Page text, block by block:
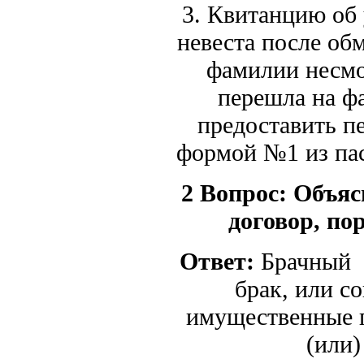
3. Квитанцию об
невеста после
фамилии
перешла на
предоставить
формой №1 из
2 Вопрос:
договор,
Ответ: Брачный
брак, или
имущественные